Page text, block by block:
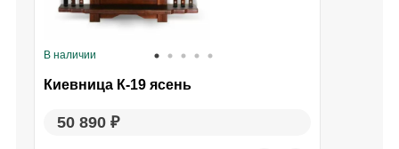
В наличии
Киевница К-19 ясень
50 890 ₽